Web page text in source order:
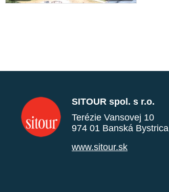
SITOUR spol. s r.o.
Terézie Vansovej 10
974 01 Banská Bystrica
www.sitour.sk